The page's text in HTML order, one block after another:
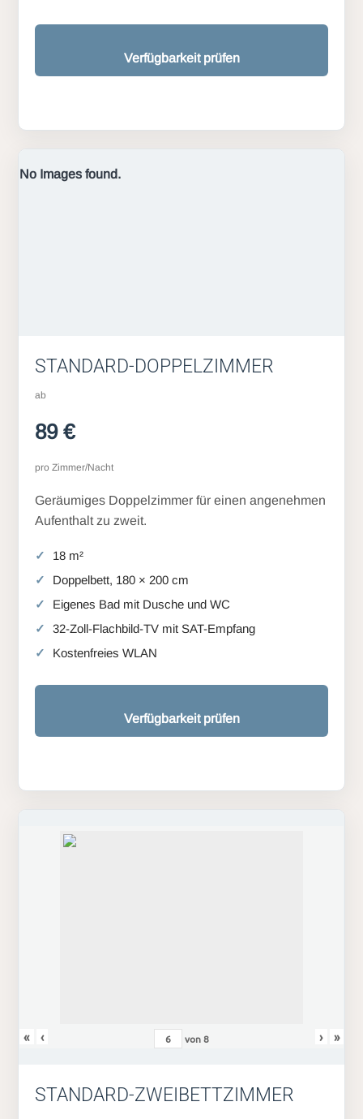
Verfügbarkeit prüfen
No Images found.
STANDARD-DOPPELZIMMER
ab
89 €
pro Zimmer/Nacht
Geräumiges Doppelzimmer für einen angenehmen
Aufenthalt zu zweit.
18 m²
Doppelbett, 180 × 200 cm
Eigenes Bad mit Dusche und WC
32-Zoll-Flachbild-TV mit SAT-Empfang
Kostenfreies WLAN
Verfügbarkeit prüfen
« ‹ von8 › »
STANDARD-ZWEIBETTZIMMER